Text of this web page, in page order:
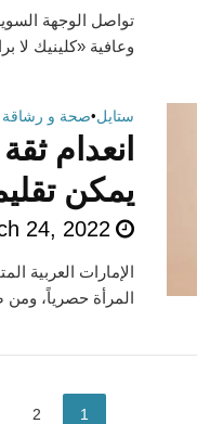
تواصل الوجهة
وعافية «كلينيك لا
ستايل•صحة و رشاقة
انعدام
يمكن
24, 2022
المرأة حصرياً، ومن
1
2